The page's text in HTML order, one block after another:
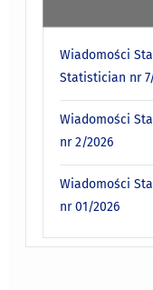
Wiadomości
Statistician nr
Wiadomości
nr 2/2026
Wiadomości
nr 01/2026